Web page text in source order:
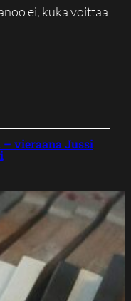
ei, kuka voittaa
vieraana Jussi